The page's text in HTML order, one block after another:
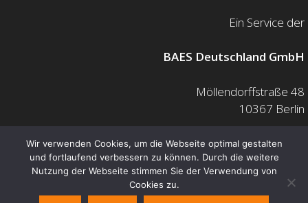
Ein Service der
BAES Deutschland GmbH
Möllendorffstraße 48
10367 Berlin
Mail: info@baes.de
Telefon: 030 200 7378 0
Fax: 0800 880 1139 55
Wir verwenden Cookies, um die Webseite optimal gestalten
und fortlaufend verbessern zu können. Durch die weitere
Nutzung der Webseite stimmen Sie der Verwendung von
Cookies zu.